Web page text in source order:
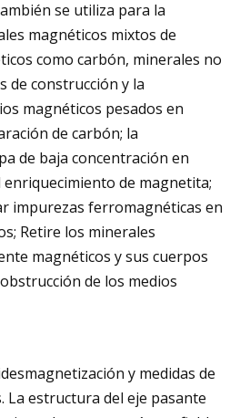
se utiliza para la
magnéticos mixtos de
como carbón, minerales no
de construcción y la
magnéticos pesados ​​en
de carbón; la
de baja concentración en
de magnetita;
impurezas ferromagnéticas en
Retire los minerales
magnéticos y sus cuerpos
de los medios
y medidas de
La estructura del eje pasante